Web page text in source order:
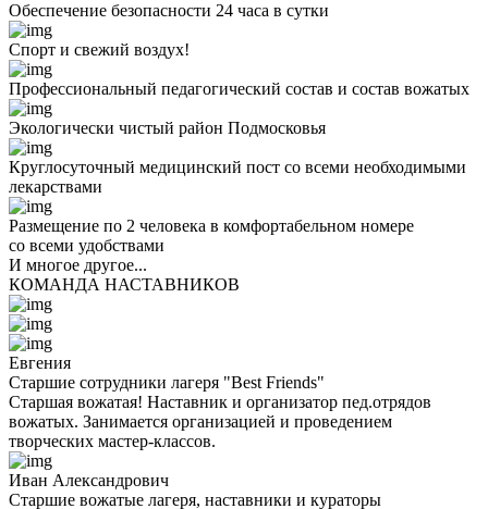
Обеспечение безопасности 24 часа в сутки
Спорт и свежий воздух!
Профессиональный педагогический состав и состав вожатых
Экологически чистый район Подмосковья
Круглосуточный медицинский пост со всеми необходимыми
лекарствами
Размещение по 2 человека в комфортабельном номере
со всеми удобствами
И многое другое...
КОМАНДА НАСТАВНИКОВ
Евгения
Старшие сотрудники лагеря "Best Friends"
Старшая вожатая! Наставник и организатор пед.отрядов
вожатых. Занимается организацией и проведением
творческих мастер-классов.
Иван Александрович
Старшие вожатые лагеря, наставники и кураторы